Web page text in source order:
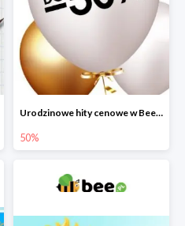
Urodzinowe hity cenowe w Bee do -50%
50%